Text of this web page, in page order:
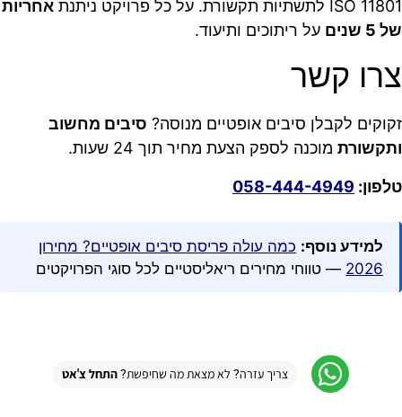
ISO 11801 לתשתיות תקשורת. על כל פרויקט ניתנת
אחריות
של 5 שנים
על ריתוכים ותיעוד.
צרו קשר
זקוקים לקבלן סיבים אופטיים מנוסה? סיבים מחשוב
ותקשורת מוכנה לספק הצעת מחיר תוך 24 שעות.
טלפון: 058-444-4949
למידע נוסף: כמה עולה פריסת סיבים אופטיים? מחירון
2026 — טווחי מחירים ריאליסטיים לכל סוגי הפרויקטים
צריך עזרה? לא מצאת מה שחיפשת?התחל צ'אט